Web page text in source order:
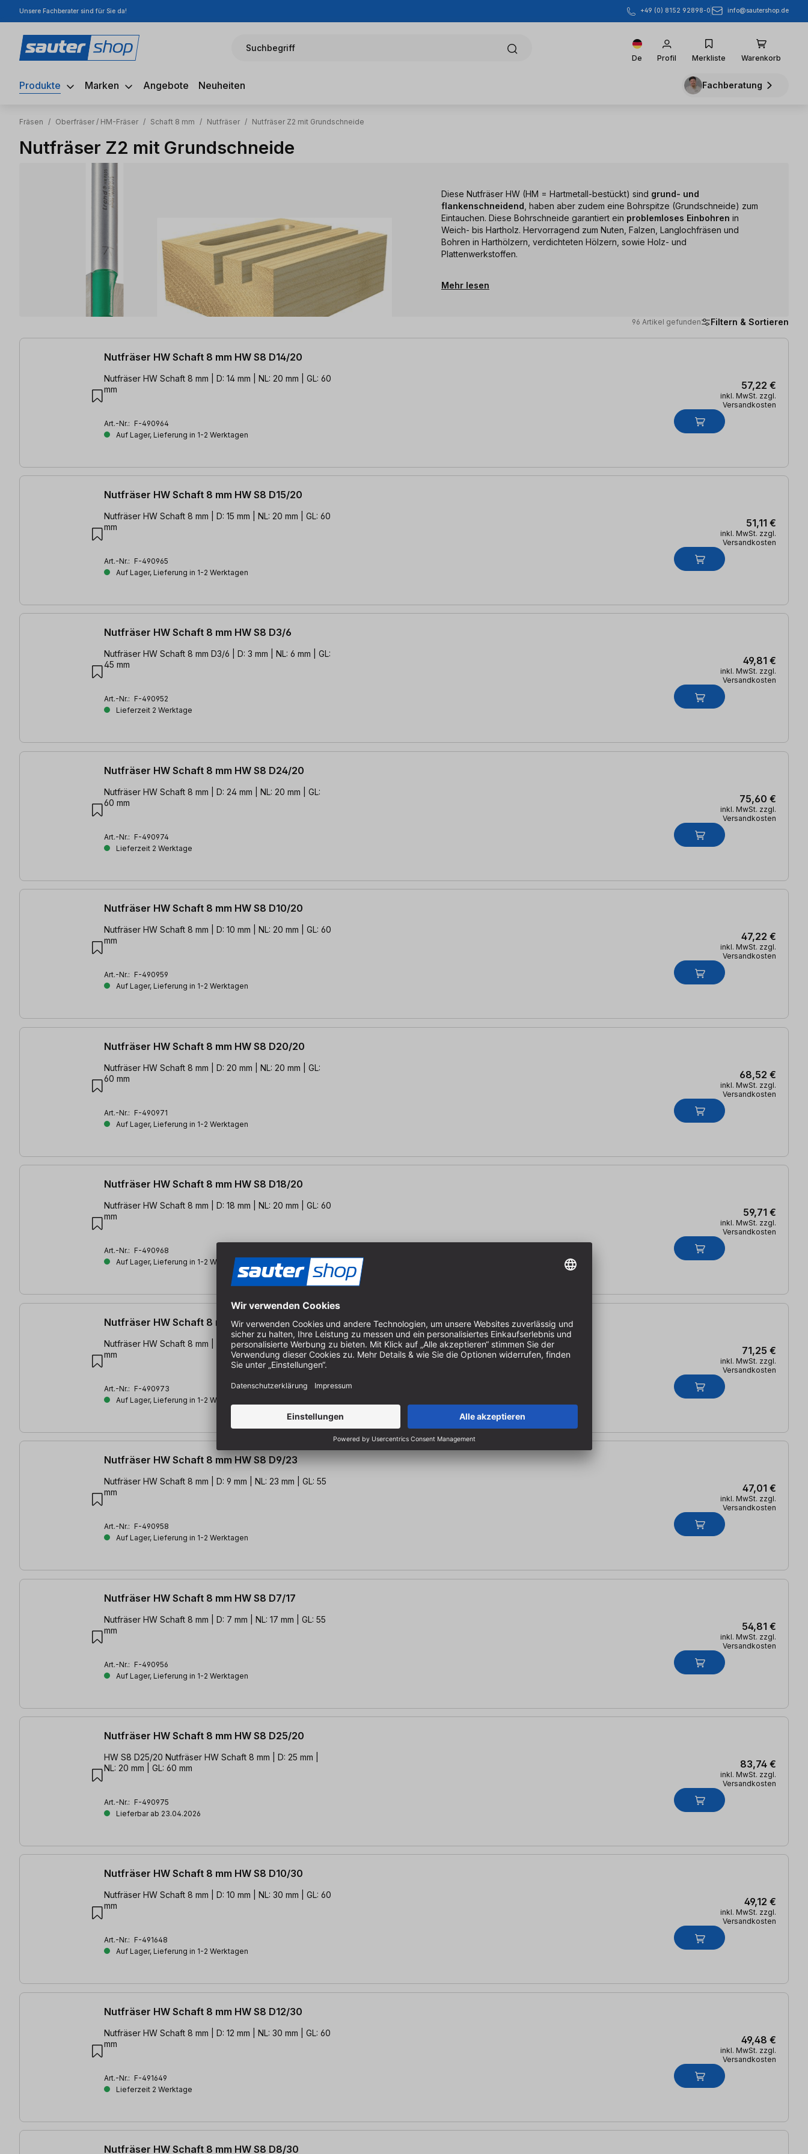
Hauptinhalt springen
Zur Suche springen
Zur Hauptnavigation springen
Unsere Fachberater sind für Sie da! +49 (0) 8152 92898-0 info@sautershop.de
Suchbegriff
De Profil Merkliste Warenkorb
Produkte Marken Angebote Neuheiten Fachberatung
Fräsen / Oberfräser / HM-Fräser / Schaft 8 mm / Nutfräser / Nutfräser Z2 mit Grundschneide
Nutfräser Z2 mit Grundschneide
Diese Nutfräser HW (HM = Hartmetall-bestückt) sind grund- und
flankenschneidend , haben aber zudem eine Bohrspitze (Grundschneide) zum
Eintauchen. Diese Bohrschneide garantiert ein problemloses Einbohren in
Weich- bis Hartholz. Hervorragend zum Nuten, Falzen, Langlochfräsen und
Bohren in Harthölzern, verdichteten Hölzern, sowie Holz- und
Plattenwerkstoffen.
Mehr lesen
96 Artikel gefunden Filtern & Sortieren
96 Artikel gefunden
Nutfräser HW Schaft 8 mm HW S8 D14/20
Nutfräser HW Schaft 8 mm | D: 14 mm | NL: 20 mm | GL: 60
mm
Art.-Nr.: F-490964
Auf Lager, Lieferung in 1-2 Werktagen
57,22 €
inkl. MwSt. zzgl.
Versandkosten
Nutfräser HW Schaft 8 mm HW S8 D15/20
Nutfräser HW Schaft 8 mm | D: 15 mm | NL: 20 mm | GL: 60
mm
Art.-Nr.: F-490965
Auf Lager, Lieferung in 1-2 Werktagen
51,11 €
inkl. MwSt. zzgl.
Versandkosten
Nutfräser HW Schaft 8 mm HW S8 D3/6
Nutfräser HW Schaft 8 mm D3/6 | D: 3 mm | NL: 6 mm | GL:
45 mm
Art.-Nr.: F-490952
Lieferzeit 2 Werktage
49,81 €
inkl. MwSt. zzgl.
Versandkosten
Nutfräser HW Schaft 8 mm HW S8 D24/20
Nutfräser HW Schaft 8 mm | D: 24 mm | NL: 20 mm | GL:
60 mm
Art.-Nr.: F-490974
Lieferzeit 2 Werktage
75,60 €
inkl. MwSt. zzgl.
Versandkosten
Nutfräser HW Schaft 8 mm HW S8 D10/20
Nutfräser HW Schaft 8 mm | D: 10 mm | NL: 20 mm | GL: 60
mm
Art.-Nr.: F-490959
Auf Lager, Lieferung in 1-2 Werktagen
47,22 €
inkl. MwSt. zzgl.
Versandkosten
Nutfräser HW Schaft 8 mm HW S8 D20/20
Nutfräser HW Schaft 8 mm | D: 20 mm | NL: 20 mm | GL:
60 mm
Art.-Nr.: F-490971
Auf Lager, Lieferung in 1-2 Werktagen
68,52 €
inkl. MwSt. zzgl.
Versandkosten
Nutfräser HW Schaft 8 mm HW S8 D18/20
Nutfräser HW Schaft 8 mm | D: 18 mm | NL: 20 mm | GL: 60
mm
Art.-Nr.: F-490968
Auf Lager, Lieferung in 1-2 Werktagen
59,71 €
inkl. MwSt. zzgl.
Versandkosten
Nutfräser HW Schaft 8 mm HW S8 D22/20
Nutfräser HW Schaft 8 mm | D: 22 mm | NL: 20 mm | GL: 60
mm
Art.-Nr.: F-490973
Auf Lager, Lieferung in 1-2 Werktagen
71,25 €
inkl. MwSt. zzgl.
Versandkosten
Nutfräser HW Schaft 8 mm HW S8 D9/23
Nutfräser HW Schaft 8 mm | D: 9 mm | NL: 23 mm | GL: 55
mm
Art.-Nr.: F-490958
Auf Lager, Lieferung in 1-2 Werktagen
47,01 €
inkl. MwSt. zzgl.
Versandkosten
Nutfräser HW Schaft 8 mm HW S8 D7/17
Nutfräser HW Schaft 8 mm | D: 7 mm | NL: 17 mm | GL: 55
mm
Art.-Nr.: F-490956
Auf Lager, Lieferung in 1-2 Werktagen
54,81 €
inkl. MwSt. zzgl.
Versandkosten
Nutfräser HW Schaft 8 mm HW S8 D25/20
HW S8 D25/20 Nutfräser HW Schaft 8 mm | D: 25 mm |
NL: 20 mm | GL: 60 mm
Art.-Nr.: F-490975
Lieferbar ab 23.04.2026
83,74 €
inkl. MwSt. zzgl.
Versandkosten
Nutfräser HW Schaft 8 mm HW S8 D10/30
Nutfräser HW Schaft 8 mm | D: 10 mm | NL: 30 mm | GL: 60
mm
Art.-Nr.: F-491648
Auf Lager, Lieferung in 1-2 Werktagen
49,12 €
inkl. MwSt. zzgl.
Versandkosten
Nutfräser HW Schaft 8 mm HW S8 D12/30
Nutfräser HW Schaft 8 mm | D: 12 mm | NL: 30 mm | GL: 60
mm
Art.-Nr.: F-491649
Lieferzeit 2 Werktage
49,48 €
inkl. MwSt. zzgl.
Versandkosten
Nutfräser HW Schaft 8 mm HW S8 D8/30